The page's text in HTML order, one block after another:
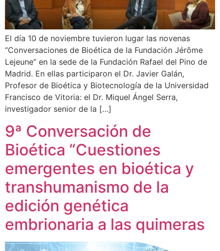
El día 10 de noviembre tuvieron lugar las novenas
“Conversaciones de Bioética de la Fundación Jérôme
Lejeune” en la sede de la Fundación Rafael del Pino de
Madrid. En ellas participaron el Dr. Javier Galán,
Profesor de Bioética y Biotecnología de la Universidad
Francisco de Vitoria: el Dr. Miquel Ángel Serra,
investigador senior de la […]
9ª Conversación de
Bioética “Cuestiones
emergentes en bioética y
transhumanismo de la
edición genética
embrionaria a las quimeras